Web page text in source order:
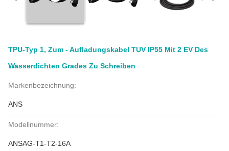
TPU-Typ 1, Zum - Aufladungskabel TUV IP55 Mit 2 EV Des
Wasserdichten Grades Zu Schreiben
Markenbezeichnung:
ANS
Modellnummer:
ANSAG-T1-T2-16A